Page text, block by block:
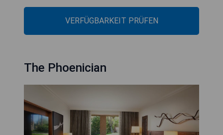
VERFÜGBARKEIT PRÜFEN
The Phoenician